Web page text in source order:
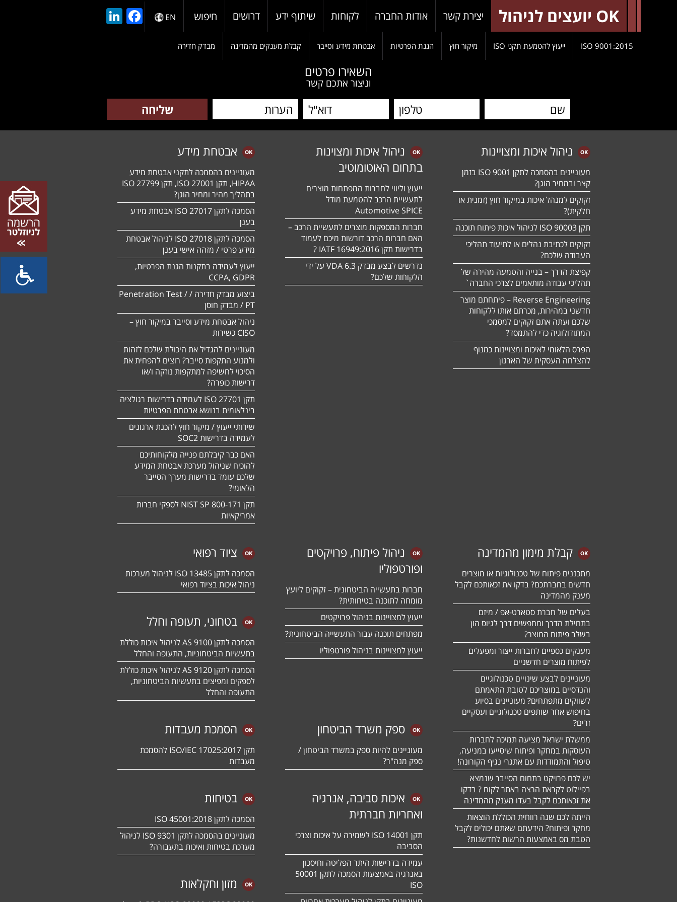
OK יועצים לניהול יצירת קשר אודות החברה לקוחות שיתוף ידע דרושים חיפוש EN
Facebook
9001:2015 ISO ייעוץ להטמעת תקני ISO מיקור חוץ הגנת הפרטיות אבטחת מידע וסייבר קבלת מענקים מהמדינה מבדק חדירה
השאירו פרטים
וניצור אתכם קשר
ניהול איכות ומצויינות
מעוניינים בהסמכה לתקן ISO 9001 בזמן
קצר ובמחיר הוגן?
זקוקים למנהל איכות במיקור חוץ (זמנית או
חלקית)?
תקן ISO 90003 לניהול איכות פיתוח תוכנה
זקוקים לכתיבת נהלים או לתיעוד תהליכי
העבודה שלכם?
קפיצת הדרך – בנייה והטמעה מהירה של
תהליכי עבודה מותאמים לצרכי החברה`
Reverse Engineering – פיתחתם מוצר
חדשני במהירות, מכרתם אותו ללקוחות
שלכם ועתה אתם זקוקים למסמכי
המתודולוגיה כדי להתמסד?
הפרס הלאומי לאיכות ומצויינות כמנוף
להצלחה העסקית של הארגון
ניהול איכות ומצוינות
בתחום האוטומוטיב
ייעוץ וליווי לחברות המפתחות מוצרים
לתעשיית הרכב להטמעת מודל
Automotive SPICE
חברות המספקות מוצרים לתעשיית הרכב –
האם חברות הרכב דורשות מיכם לעמוד
בדרישות תקן 16949:2016 IATF ?
נדרשים לבצע מבדק VDA 6.3 על ידי
הלקוחות שלכם?
אבטחת מידע
מעוניינים בהסמכה לתקני אבטחת מידע
בתהליך מהיר ומחיר הוגן?
הסמכה לתקן 27017 ISO אבטחת מידע
בענן
הסמכה לתקן ISO 27018 לניהול אבטחת
מידע פרטי / מזהה אישי בענן
ייעוץ לעמידה בתקנות הגנת הפרטיות,
CCPA, GDPR
ביצוע מבדק חדירה / Penetration Test /
PT / מבדק חוסן
ניהול אבטחת מידע וסייבר במיקור חוץ –
CISO כשירות
מעוניינים להגדיל את היכולת שלכם לזהות
ולמנוע התקפות סייבר? רוצים להפחית את
הסיכוי לחשיפה למתקפות נוזקה ו/או
דרישות כופרה?
תקן 27701 ISO לעמידה בדרישות רגולציה
בינלאומית בנושא אבטחת הפרטיות
שירותי ייעוץ / מיקור חוץ להכנת ארגונים
לעמידה בדרישות SOC2
האם כבר קיבלתם פנייה מלקוחותיכם
להוכיח שניהול מערכת אבטחת המידע
שלכם עומד בדרישות מערך הסייבר
הלאומי?
תקן NIST SP 800-171 לספקי חברות
אמריקאיות
קבלת מימון מהמדינה
מתכננים פיתוח של טכנולוגיות או מוצרים
חדשים בחברתכם? בדקו את זכאותכם לקבל
מענק מהמדינה
בעלים של חברת סטארט-אפ / מיזם
בתחילת הדרך ומחפשים דרך לגיוס הון
בשלב פיתוח המוצר?
מענקים כספיים לחברות ייצור ומפעלים
לפיתוח מוצרים חדשניים
מעוניינים לבצע שינויים טכנולוגיים
והנדסיים במוצריכם לטובת התאמתם
לשווקים מתפתחים? מעוניינים בסיוע
בחיפוש אחר שותפים טכנולוגיים ועסקיים
זרים?
ממשלת ישראל מציעה תמיכה לחברות
העוסקות במחקר ופיתוח שיסייעו במניעה,
טיפול והתמודדות עם אתגרי נגיף הקורונה!
יש לכם פרויקט בתחום הסייבר שנמצא
בפיילוט לקראת הרצה באתר לקוח ? בדקו
את זכאותכם לקבל בעדו מענק מהמדינה
הייתה לכם שנה רווחית הכוללת הוצאות
מחקר ופיתוח? הידעתם שאתם יכולים לקבל
הטבת מס באמצעות הרשות לחדשנות?
ניהול פיתוח, פרויקטים
ופורטפוליו
חברות בתעשייה הביטחונית – זקוקים ליועץ
מומחה לתוכנה בטיחותית?
ייעוץ למצויינות בניהול פרויקטים
מפתחים תוכנה עבור התעשייה הביטחונית?
ייעוץ למצויינות בניהול פורטפוליו
ציוד רפואי
הסמכה לתקן 13485 ISO לניהול מערכות
ניהול איכות בציוד רפואי
בטחוני, תעופה וחלל
הסמכה לתקן 9100 AS לניהול איכות כוללת
בתעשיות הביטחוניות, התעופה והחלל
הסמכה לתקן 9120 AS לניהול איכות כוללת
לספקים ומפיצים בתעשיות הביטחוניות,
התעופה והחלל
ספק משרד הביטחון
מעוניינים להיות ספק במשרד הביטחון /
ספק מנה"ר?
הסמכת מעבדות
תקן ISO/IEC 17025:2017 להסמכת
מעבדות
איכות סביבה, אנרגיה
ואחריות חברתית
תקן ISO 14001 לשמירה על איכות וצרכי
הסביבה
עמידה בדרישות היתר הפליטה וחיסכון
באנרגיה באמצעות הסמכה לתקן 50001
ISO
בטיחות
הסמכה לתקן ISO 45001:2018
מעוניינים בהסמכה לתקן ISO 9301 לניהול
מערכת בטיחות ואיכות בתעבורה?
מזון וחקלאות